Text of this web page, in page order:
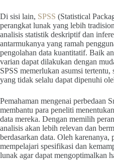
Di sisi lain, SPSS (Statistical
perangkat lunak yang lebih
analisis statistik deskriptif dan
antarmukanya yang ramah
pengolahan data kuantitatif. Baik
varian dapat dilakukan dengan
SPSS memerlukan asumsi
yang tidak selalu dapat dipenuhi
Pemahaman mengenai perbedaan
membantu para peneliti
data mereka. Dengan memilih
analisis akan lebih relevan dan
berdasarkan data. Oleh
mempelajari spesifikasi dan
lunak agar dapat mengoptimalkan